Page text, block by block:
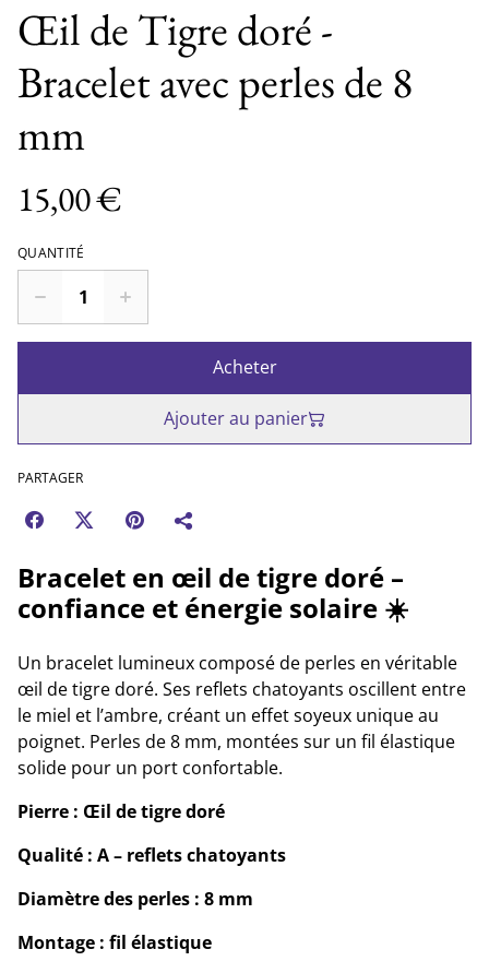
Œil de Tigre doré -
Bracelet avec perles de 8
mm
15,00 €
QUANTITÉ
Acheter
Ajouter au panier
PARTAGER
Bracelet en œil de tigre doré –
confiance et énergie solaire ☀️
Un bracelet lumineux composé de perles en véritable
œil de tigre doré. Ses reflets chatoyants oscillent entre
le miel et l’ambre, créant un effet soyeux unique au
poignet. Perles de 8 mm, montées sur un fil élastique
solide pour un port confortable.
Pierre : Œil de tigre doré
Qualité : A – reflets chatoyants
Diamètre des perles : 8 mm
Montage : fil élastique